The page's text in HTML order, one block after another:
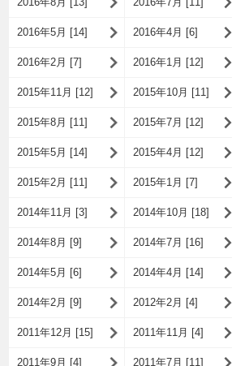
2016年5月 [14] 2016年4月 [6]
2016年2月 [7] 2016年1月 [12]
2015年11月 [12] 2015年10月 [11]
2015年8月 [11] 2015年7月 [12]
2015年5月 [14] 2015年4月 [12]
2015年2月 [11] 2015年1月 [7]
2014年11月 [3] 2014年10月 [18]
2014年8月 [9] 2014年7月 [16]
2014年5月 [6] 2014年4月 [14]
2014年2月 [9] 2012年2月 [4]
2011年12月 [15] 2011年11月 [4]
2011年9月 [4] 2011年7月 [11]